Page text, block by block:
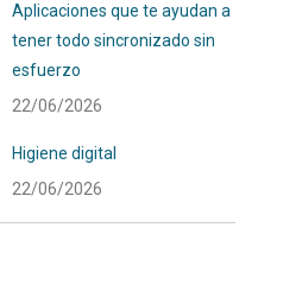
Aplicaciones que te ayudan a
tener todo sincronizado sin
esfuerzo
22/06/2026
Higiene digital
22/06/2026